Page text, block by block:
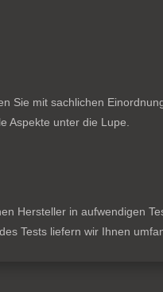
Sie mit sachlichen
Aspekte unter die Lupe.
Hersteller in aufwendigen
Tests liefern wir Ihnen